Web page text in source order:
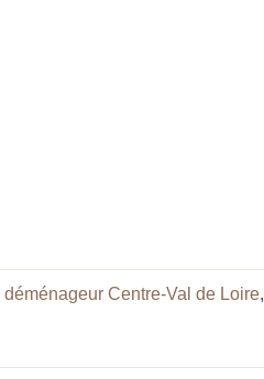
déménageur Centre-Val de Loire,